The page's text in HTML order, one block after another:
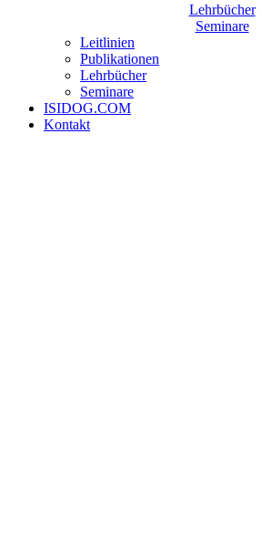
Lehrbücher
Seminare
Leitlinien
Publikationen
Lehrbücher
Seminare
ISIDOG.COM
Kontakt